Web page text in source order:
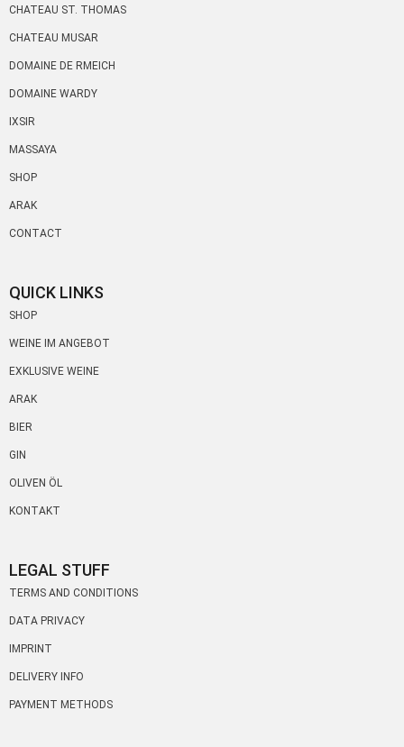
CHATEAU ST. THOMAS
CHATEAU MUSAR
DOMAINE DE RMEICH
DOMAINE WARDY
IXSIR
MASSAYA
SHOP
ARAK
CONTACT
QUICK LINKS
SHOP
WEINE IM ANGEBOT
EXKLUSIVE WEINE
ARAK
BIER
GIN
OLIVEN ÖL
KONTAKT
LEGAL STUFF
TERMS AND CONDITIONS
DATA PRIVACY
IMPRINT
DELIVERY INFO
PAYMENT METHODS